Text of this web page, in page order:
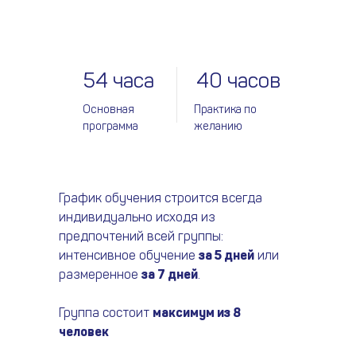
54 часа
Основная
программа
График обучения строится всегда
индивидуально исходя из
предпочтений всей группы:
интенсивное обучение за 5 дней или
размеренное за 7 дней.
Группа состоит максимум из 8
человек
40 часов
Практика по
желанию